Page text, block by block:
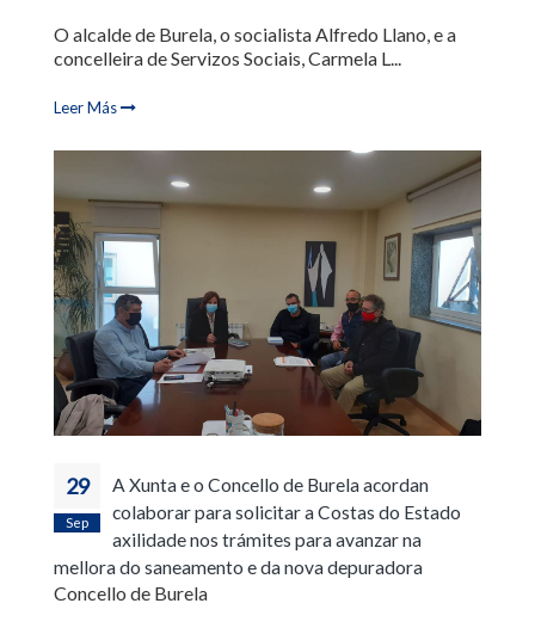
O alcalde de Burela, o socialista Alfredo Llano, e a
concelleira de Servizos Sociais, Carmela L...
Leer Más
29
Sep
A Xunta e o Concello de Burela acordan
colaborar para solicitar a Costas do Estado
axilidade nos trámites para avanzar na
mellora do saneamento e da nova depuradora
Concello de Burela